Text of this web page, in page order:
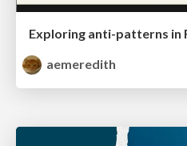
Exploring anti-patterns in
aemeredith